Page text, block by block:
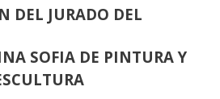
DEL JURADO DEL
SOFIA DE PINTURA Y